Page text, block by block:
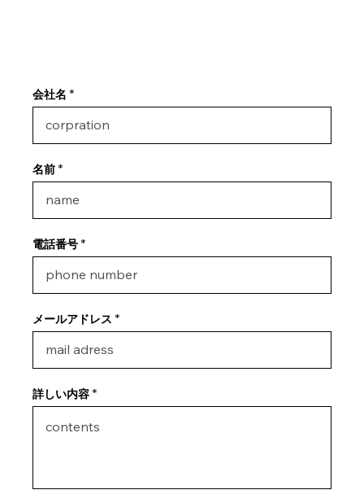
会社名
電話番号
詳しい内容
名前
メールアドレス